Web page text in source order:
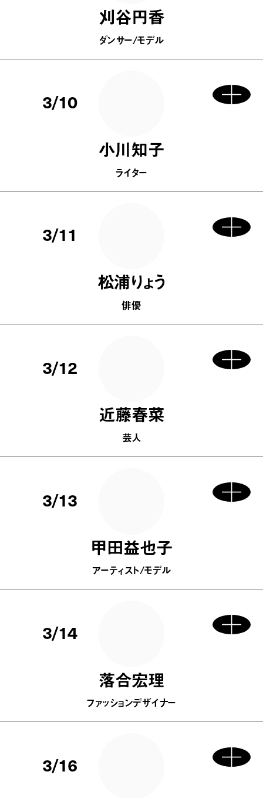
刈谷円香
ダンサー/モデル
3/10
小川知子
ライター
3/11
松浦りょう
俳優
3/12
近藤春菜
芸人
3/13
甲田益也子
アーティスト/モデル
3/14
落合宏理
ファッションデザイナー
3/16